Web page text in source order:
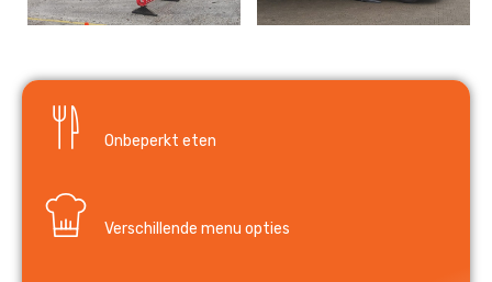
Onbeperkt eten
Verschillende menu opties